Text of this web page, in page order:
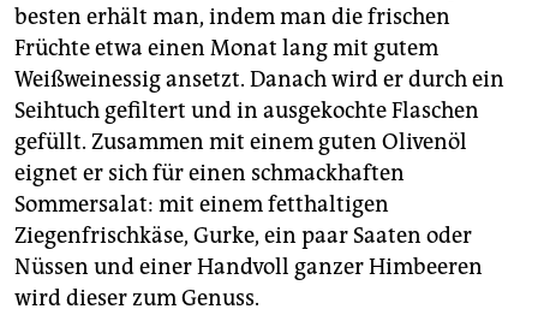
besten erhält man, indem man die frischen
Früchte etwa einen Monat lang mit gutem
Weißweinessig ansetzt. Danach wird er durch ein
Seihtuch gefiltert und in ausgekochte Flaschen
gefüllt. Zusammen mit einem guten Olivenöl
eignet er sich für einen schmackhaften
Sommersalat: mit einem fetthaltigen
Ziegenfrischkäse, Gurke, ein paar Saaten oder
Nüssen und einer Handvoll ganzer Himbeeren
wird dieser zum Genuss.